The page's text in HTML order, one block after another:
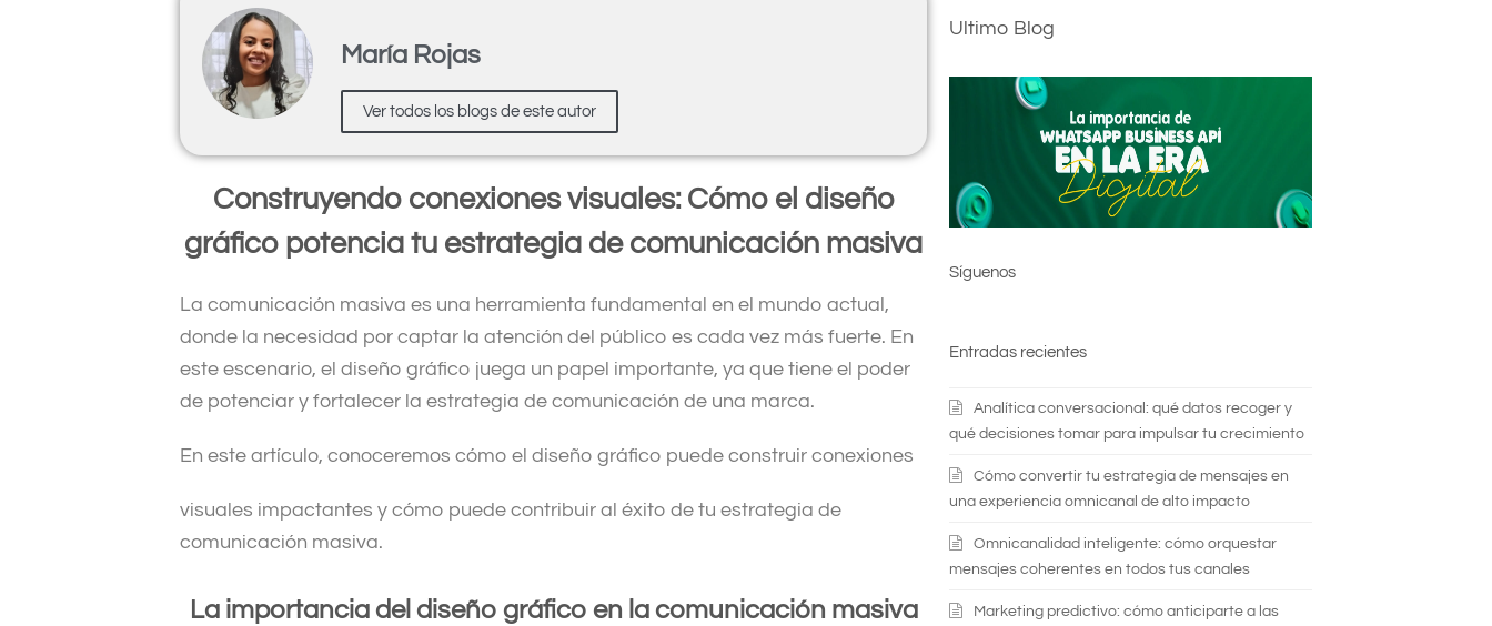
María Rojas
Ver todos los blogs de este autor
Construyendo conexiones visuales: Cómo el diseño
gráfico potencia tu estrategia de comunicación masiva
La comunicación masiva es una herramienta fundamental en el mundo actual,
donde la necesidad por captar la atención del público es cada vez más fuerte. En
este escenario, el diseño gráfico juega un papel importante, ya que tiene el poder
de potenciar y fortalecer la estrategia de comunicación de una marca.
En este artículo, conoceremos cómo el diseño gráfico puede construir conexiones
visuales impactantes y cómo puede contribuir al éxito de tu estrategia de
comunicación masiva.
La importancia del diseño gráfico en la comunicación masiva
Ultimo Blog
Síguenos
Entradas recientes
Analítica conversacional: qué datos recoger y
qué decisiones tomar para impulsar tu crecimiento
Cómo convertir tu estrategia de mensajes en
una experiencia omnicanal de alto impacto
Omnicanalidad inteligente: cómo orquestar
mensajes coherentes en todos tus canales
Marketing predictivo: cómo anticiparte a las